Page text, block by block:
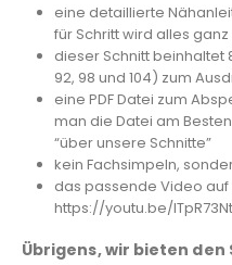
eine detaillierte
für Schritt wird alles
dieser Schnitt beinhaltet
92, 98 und 104) zum
eine PDF Datei zum
man die Datei am
“über unsere Schnitte”
kein Fachsimpeln,
das passende Video auf
https://youtu.be/
Übrigens, wir bieten